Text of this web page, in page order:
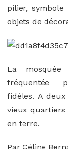
pilier,
objets de
La
fréquentée
fidèles. A
vieux quartiers
en terre.
Par Céline